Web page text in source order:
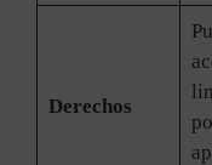
Derechos